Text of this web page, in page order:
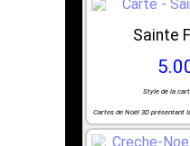
Sainte
Style de la
Cartes de Noël 3D présentant